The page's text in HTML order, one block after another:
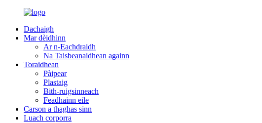
Dachaigh
Mar dèidhinn
Ar n-Eachdraidh
Na Taisbeanaidhean againn
Toraidhean
Pàipear
Plastaig
Bith-ruigsinneach
Feadhainn eile
Carson a thaghas sinn
Luach corporra